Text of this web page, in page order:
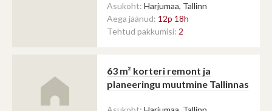
Asukoht: Harjumaa, Tallinn
Aega jäänud: 12p 18h
Tehtud pakkumisi: 2
63 m² korteri remont ja
planeeringu muutmine Tallinnas